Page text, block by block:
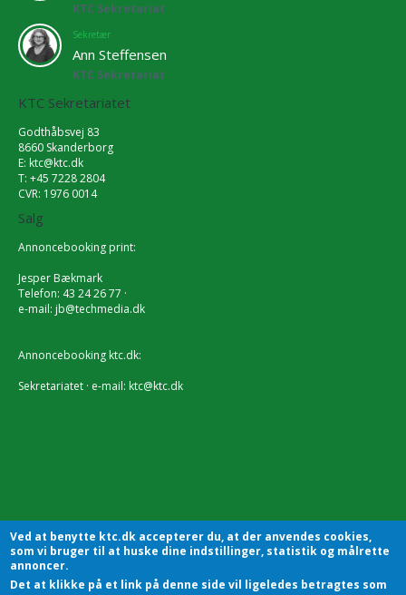
KTC Sekretariat
Sekretær
Ann Steffensen
KTC Sekretariat
KTC Sekretariatet
Godthåbsvej 83
8660 Skanderborg
E: ktc@ktc.dk
T: +45 7228 2804
CVR: 1976 0014
Salg
Annoncebooking print:
Jesper Bækmark
Telefon: 43 24 26 77 ·
e-mail: jb@techmedia.dk
Annoncebooking ktc.dk:
Sekretariatet · e-mail: ktc@ktc.dk
Ved at benytte ktc.dk accepterer du, at der anvendes cookies,
som vi bruger til at huske dine indstillinger, statistik og målrette
annoncer.
Det at klikke på et link på denne side vil ligeledes betragtes som